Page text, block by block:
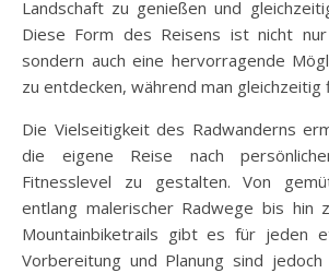
Landschaft zu genießen und
Diese Form des Reisens ist nicht nur
sondern auch eine hervorragende
zu entdecken, während man gleichzeitig
Die Vielseitigkeit des Radwanderns
die eigene Reise nach
Fitnesslevel zu gestalten. Von
entlang malerischer Radwege bis hin
Mountainbiketrails gibt es für jeden
Vorbereitung und Planung sind jedoch